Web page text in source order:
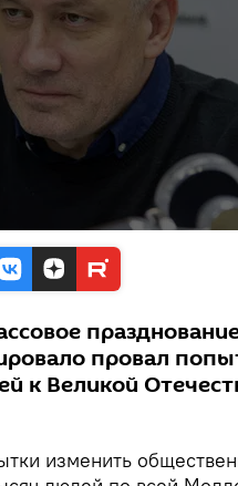
провал
к Великой
изменить